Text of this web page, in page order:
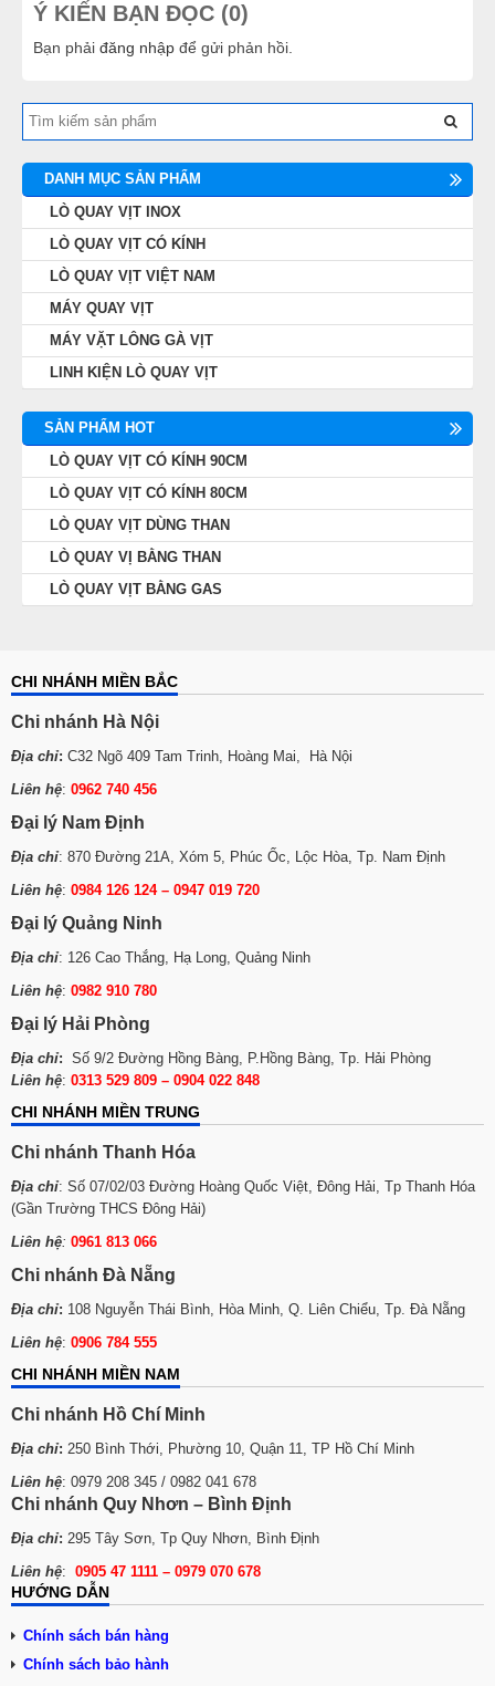
Ý KIẾN BẠN ĐỌC (0)
Bạn phải đăng nhập để gửi phản hồi.
DANH MỤC SẢN PHẨM
LÒ QUAY VỊT INOX
LÒ QUAY VỊT CÓ KÍNH
LÒ QUAY VỊT VIỆT NAM
MÁY QUAY VỊT
MÁY VẶT LÔNG GÀ VỊT
LINH KIỆN LÒ QUAY VỊT
SẢN PHẨM HOT
LÒ QUAY VỊT CÓ KÍNH 90CM
LÒ QUAY VỊT CÓ KÍNH 80CM
LÒ QUAY VỊT DÙNG THAN
LÒ QUAY VỊ BẰNG THAN
LÒ QUAY VỊT BẰNG GAS
CHI NHÁNH MIỀN BẮC
Chi nhánh Hà Nội
Địa chỉ: C32 Ngõ 409 Tam Trinh, Hoàng Mai, Hà Nội
Liên hệ: 0962 740 456
Đại lý Nam Định
Địa chỉ: 870 Đường 21A, Xóm 5, Phúc Ốc, Lộc Hòa, Tp. Nam Định
Liên hệ: 0984 126 124 – 0947 019 720
Đại lý Quảng Ninh
Địa chỉ: 126 Cao Thắng, Hạ Long, Quảng Ninh
Liên hệ: 0982 910 780
Đại lý Hải Phòng
Địa chỉ: Số 9/2 Đường Hồng Bàng, P.Hồng Bàng, Tp. Hải Phòng
Liên hệ: 0313 529 809 – 0904 022 848
CHI NHÁNH MIỀN TRUNG
Chi nhánh Thanh Hóa
Địa chỉ: Số 07/02/03 Đường Hoàng Quốc Việt, Đông Hải, Tp Thanh Hóa
(Gần Trường THCS Đông Hải)
Liên hệ: 0961 813 066
Chi nhánh Đà Nẵng
Địa chỉ: 108 Nguyễn Thái Bình, Hòa Minh, Q. Liên Chiểu, Tp. Đà Nẵng
Liên hệ: 0906 784 555
CHI NHÁNH MIỀN NAM
Chi nhánh Hồ Chí Minh
Địa chỉ: 250 Bình Thới, Phường 10, Quận 11, TP Hồ Chí Minh
Liên hệ: 0979 208 345 / 0982 041 678
Chi nhánh Quy Nhơn – Bình Định
Địa chỉ: 295 Tây Sơn, Tp Quy Nhơn, Bình Định
Liên hệ: 0905 47 1111 – 0979 070 678
HƯỚNG DẪN
Chính sách bán hàng
Chính sách bảo hành